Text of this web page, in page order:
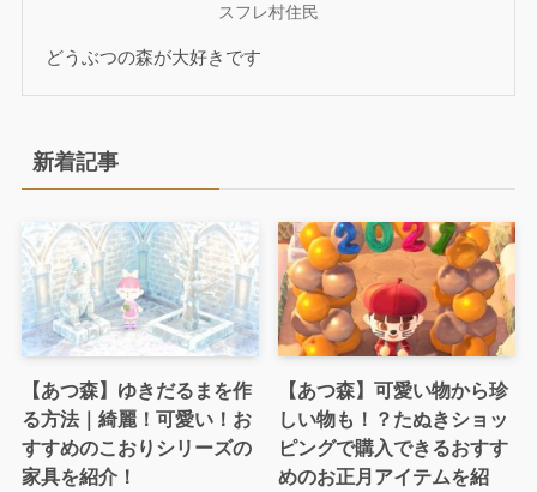
スフレ村住民
どうぶつの森が大好きです
新着記事
【あつ森】ゆきだるまを作
る方法｜綺麗！可愛い！お
すすめのこおりシリーズの
家具を紹介！
【あつ森】可愛い物から珍
しい物も！？たぬきショッ
ピングで購入できるおすす
めのお正月アイテムを紹